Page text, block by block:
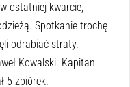
ostatniej kwarcie,
Spotkanie trochę
odrabiać straty.
Kowalski. Kapitan
5 zbiórek.